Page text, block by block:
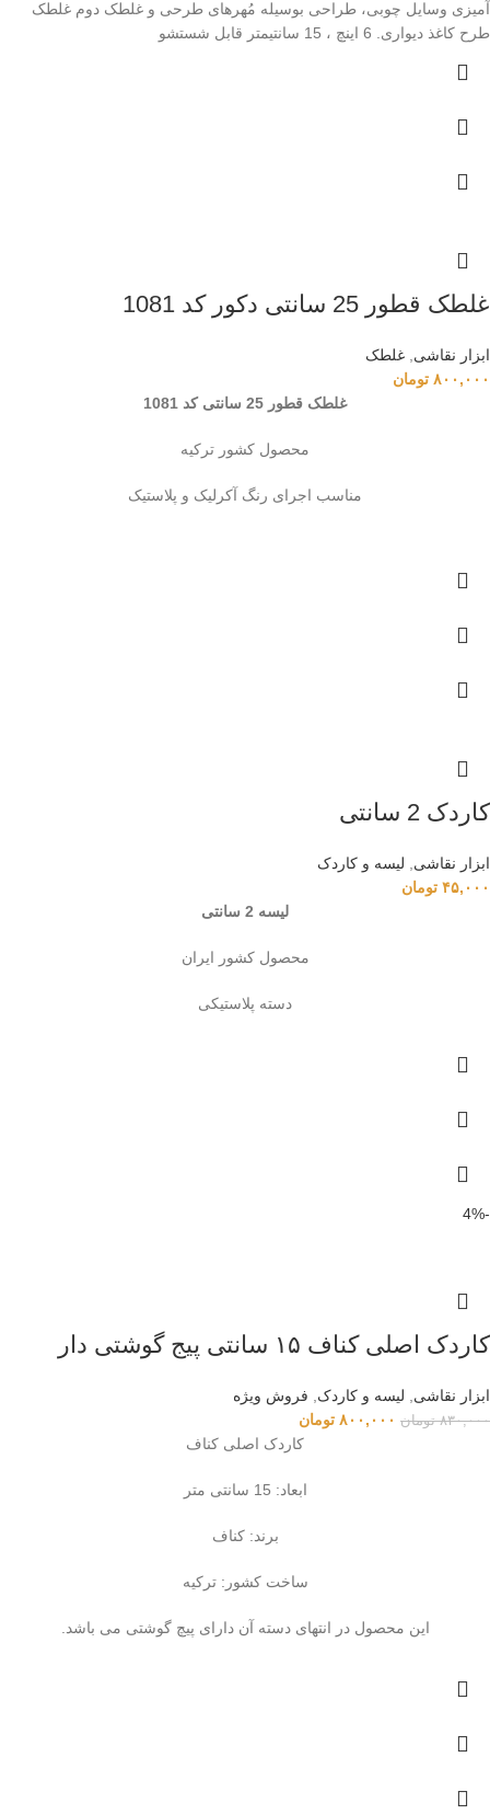
آمیزی وسایل چوبی، طراحی بوسیله مُهرهای طرحی و غلطک دوم غلطک
طرح کاغذ دیواری. 6 اینچ ، 15 سانتیمتر قابل شستشو
غلطک قطور 25 سانتی دکور کد 1081
ابزار نقاشی غلطک
۸۰۰,۰۰۰ تومان
غلطک قطور 25 سانتی کد 1081
محصول کشور ترکیه
مناسب اجرای رنگ آکرلیک و پلاستیک
کاردک 2 سانتی
ابزار نقاشی
لیسه و کاردک
۴۵,۰۰۰ تومان
لیسه 2 سانتی
محصول کشور ایران
دسته پلاستیکی
-4%
کاردک اصلی کناف ۱۵ سانتی پیج گوشتی دار
ابزار نقاشی لیسه و کاردک فروش ویژه
۸۳۰,۰۰۰ تومان ۸۰۰,۰۰۰ تومان
کاردک اصلی کناف
ابعاد: 15 سانتی متر
برند: کناف
ساخت کشور: ترکیه
این محصول در انتهای دسته آن دارای پیچ گوشتی می باشد.